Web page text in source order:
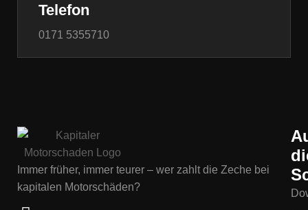
Telefon
0171 5355710
Immer früher, immer teurer – wer zahlt die Zeche bei
kapitalen Motorschäden?